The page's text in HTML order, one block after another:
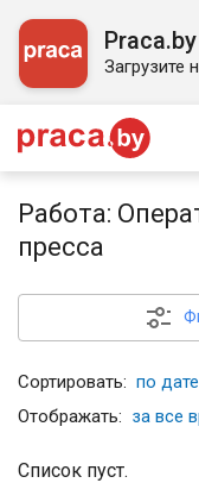
Praca.by
Загрузите
Работа:
пресса
Сортировать: по
Отображать: за все
Список пуст.